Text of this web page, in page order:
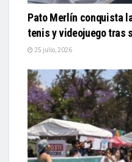
Pato Merlín conquista
tenis y videojuego tras
25 julio, 2026